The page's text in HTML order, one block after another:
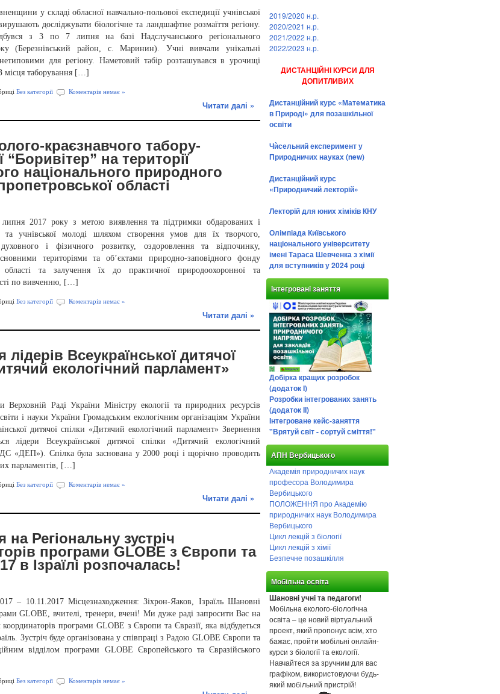
у складі обласної навчально-польової експедиції учнівської
досліджувати біологічне та ландшафтне розмаїття регіону.
з 3 по 7 липня на базі Надслучанського регіонального
(Березнівський район, с. Маринин). Учні вивчали унікальні
для регіону. Наметовий табір розташувався в урочищі
місця таборування […]
Без категорії Коментарів немає »
Читати далі »
краєзнавчого табору-
“Боривітер” на території
національного природного
області
2017 року з метою виявлення та підтримки обдарованих і
та учнівської молоді шляхом створення умов для їх творчого,
духовного і фізичного розвитку, оздоровлення та відпочинку,
територіями та об’єктами природно-заповідного фонду
області та залучення їх до практичної природоохоронної та
по вивченню, […]
Без категорії Коментарів немає »
Читати далі »
Всеукраїнської дитячої
екологічний парламент»
Верховній Раді України Міністру екології та природних ресурсів
і науки України Громадським екологічним організаціям України
дитячої спілки «Дитячий екологічний парламент» Звернення
лідери Всеукраїнської дитячої спілки «Дитячий екологічний
«ДЕП»). Спілка була заснована у 2000 році і щорічно проводить
парламентів, […]
Без категорії Коментарів немає »
Читати далі »
на Регіональну зустріч
програми GLOBE з Європи та
в Ізраїлі розпочалась!
– 10.11.2017 Місцезнаходження: Зіхрон-Яаков, Ізраїль Шановні
GLOBE, вчителі, тренери, вчені! Ми дуже раді запросити Вас на
координаторів програми GLOBE з Європи та Євразії, яка відбудеться
Зустріч буде організована у співпраці з Радою GLOBE Європи та
відділом програми GLOBE Європейського та Євразійського
Без категорії Коментарів немає »
2019/2020 н.р.
2020/2021 н.р.
2021/2022 н.р.
2022/2023 н.р.
ДИСТАНЦІЙНІ КУРСИ ДЛЯ
ДОПИТЛИВИХ
Дистанційний курс «Математика
в Природі» для позашкільної
освіти
Чѝсельний експеримент у
Природничих науках (new)
Дистанційний курс
«Природничий лекторій»
Лекторій для юних хіміків КНУ
Олімпіада Київського
національного університету
імені Тараса Шевченка з хімії
для вступників у 2024 році
Інтегровані заняття
Добірка кращих розробок
(додаток І)
Розробки інтегрованих занять
(додаток ІІ)
Інтегроване кейс-заняття
"Врятуй світ - сортуй сміття!"
АПН Вербицького
Академія природничих наук
професора Володимира
Вербицького
ПОЛОЖЕННЯ про Академію
природничих наук Володимира
Вербицького
Цикл лекцій з біології
Цикл лекцій з хімії
Безпечне позашкілля
Мобільна освіта
Шановні учні та педагоги!
Мобільна еколого-біологічна
освіта – це новий віртуальний
проект, який пропонує всім, хто
бажає, пройти мобільні онлайн-
курси з біології та екології.
Навчайтеся за зручним для вас
графіком, використовуючи будь-
який мобільний пристрій!